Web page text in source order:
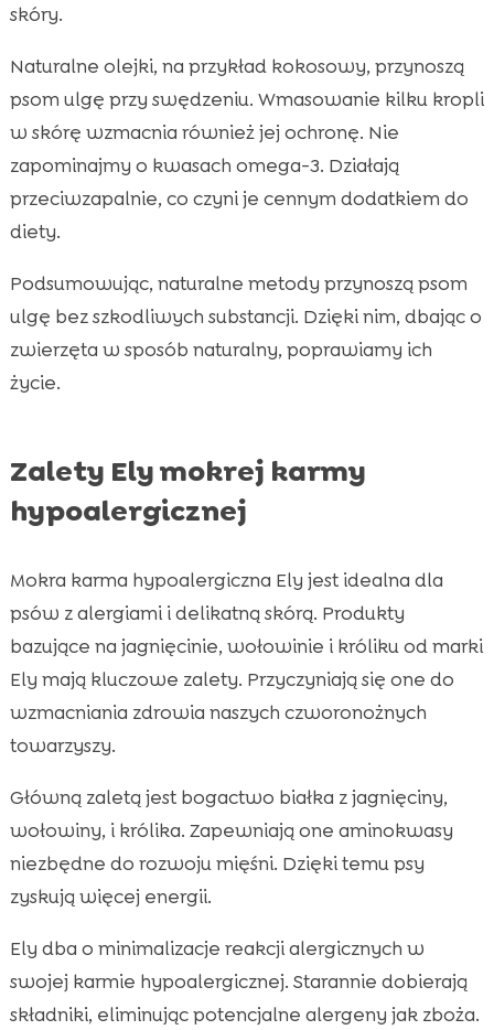
skóry.
Naturalne olejki, na przykład kokosowy, przynoszą
psom ulgę przy swędzeniu. Wmasowanie kilku kropli
w skórę wzmacnia również jej ochronę. Nie
zapominajmy o kwasach omega-3. Działają
przeciwzapalnie, co czyni je cennym dodatkiem do
diety.
Podsumowując, naturalne metody przynoszą psom
ulgę bez szkodliwych substancji. Dzięki nim, dbając o
zwierzęta w sposób naturalny, poprawiamy ich
życie.
Zalety Ely mokrej karmy
hypoalergicznej
Mokra karma hypoalergiczna Ely jest idealna dla
psów z alergiami i delikatną skórą. Produkty
bazujące na jagnięcinie, wołowinie i króliku od marki
Ely mają kluczowe zalety. Przyczyniają się one do
wzmacniania zdrowia naszych czworonożnych
towarzyszy.
Główną zaletą jest bogactwo białka z jagnięciny,
wołowiny, i królika. Zapewniają one aminokwasy
niezbędne do rozwoju mięśni. Dzięki temu psy
zyskują więcej energii.
Ely dba o minimalizacje reakcji alergicznych w
swojej karmie hypoalergicznej. Starannie dobierają
składniki, eliminując potencjalne alergeny jak zboża.